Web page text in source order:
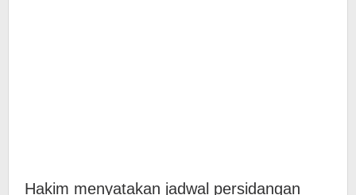
Hakim menyatakan jadwal persidangan